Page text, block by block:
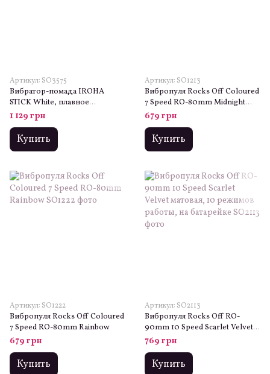
Артикул: SO3575
Вибратор-помада IROHA
STICK White, плавное
увеличение мощности
1 129 грн
Купить
Артикул: SO1213
Вибропуля Rocks Off Coloured
7 Speed RO-80mm Midnight
Metal
679 грн
Купить
Артикул: SO1222
Вибропуля Rocks Off Coloured
7 Speed RO-80mm Rainbow
679 грн
Купить
Артикул: SO2113
Вибропуля Rocks Off RO-
90mm 10 Speed Scarlet Velvet
матовая, 10 режимов работы,
на батарейке
769 грн
Купить